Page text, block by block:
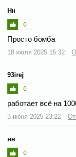
Нн
0
Просто бомба
18 июля 2025 15:32
93irej
0
работает всё на
3 июня 2025 23:22
нн
0